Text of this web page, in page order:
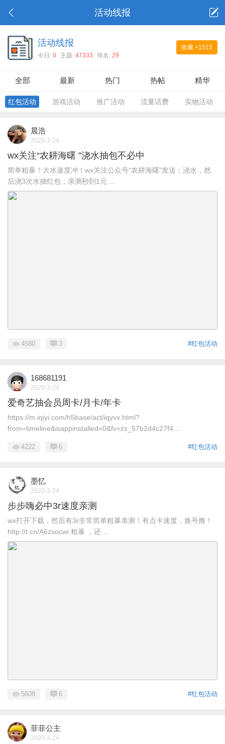
活动线报
收藏 +1515
活动线报
今日: 0 主题: 47333 排名: 29
全部 最新 热门 热帖 精华
红包活动 游戏活动 推广活动 流量话费 实物活动
晨浩
2020-3-24
wx关注“农耕海曙 ”浇水抽包不必中
简单粗暴！大水速度冲！wx关注公众号“农耕海曙”发送：浇水，然
后浇3次水抽红包，亲测秒到1元 ...
#红包活动
4580 3
168681191
2020-3-24
爱奇艺抽会员周卡/月卡/年卡
https://m.iqiyi.com/h5base/act/iqyvx.html?
from=timeline&isappinstalled=0&fv=zz_57b2d4c27f4 ...
#红包活动
4222 6
墨忆
2020-3-24
步步嗨必中3r速度亲测
wx打开下载，然后有3r非常简单粗暴亲测！有点卡速度，换号撸！
http://t.cn/A6zsocwi 粗暴 ，还 ...
#红包活动
5608 6
菲菲公主
2020-3-24